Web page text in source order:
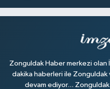
Zonguldak Haber merkezi olan
dakika haberleri ile Zonguldak
devam ediyor...